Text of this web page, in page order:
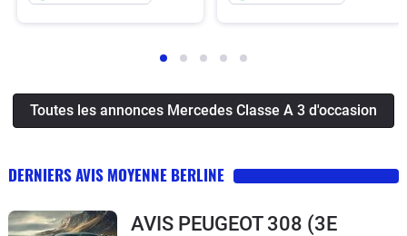
Toutes les annonces Mercedes Classe A 3 d'occasion
DERNIERS AVIS MOYENNE BERLINE
AVIS PEUGEOT 308 (3E